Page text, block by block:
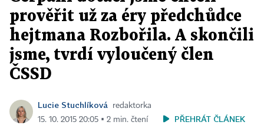
prověřit už za éry předchůdce
hejtmana Rozbořila. A skončili
jsme, tvrdí vyloučený člen
ČSSD
Lucie Stuchlíková
redaktorka
15. 10. 2015 20:05 ▪ 2 min. čtení
PŘEHRÁT ČLÁNEK